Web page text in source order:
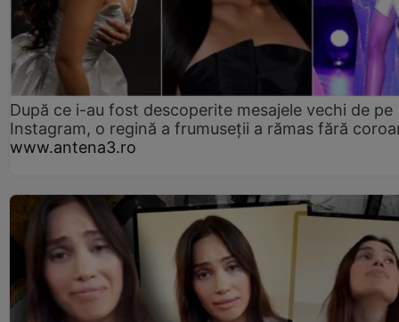
După ce i-au fost descoperite mesajele vechi de pe
Instagram, o regină a frumuseții a rămas fără
www.antena3.ro